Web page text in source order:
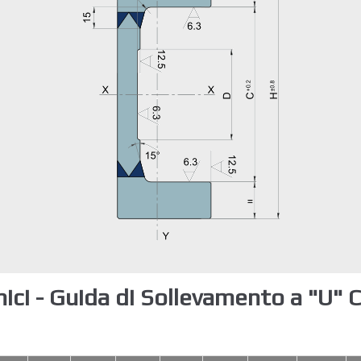
- Guida di Sollevamento a "U"